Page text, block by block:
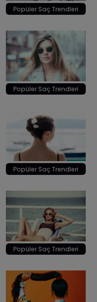
Popüler Saç Trendleri
Popüler Saç Trendleri
Popüler Saç Trendleri
Popüler Saç Trendleri